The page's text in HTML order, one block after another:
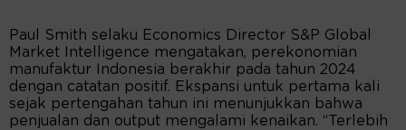
Paul Smith selaku Economics Director S&P Global
Market Intelligence mengatakan, perekonomian
manufaktur Indonesia berakhir pada tahun 2024
dengan catatan positif. Ekspansi untuk pertama kali
sejak pertengahan tahun ini menunjukkan bahwa
penjualan dan output mengalami kenaikan. “Terlebih